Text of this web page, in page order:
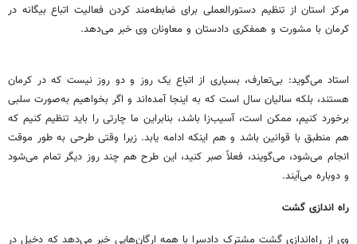
مرکز استان از تنظیم دستورالعملی برای ضابطه‌مند کردن فعالیت اتباع بیگانه در
کرمان با مشورت و همفکری دادستان و معاونان وی خبر می‌دهد.
استاد می‌گوید: بی‌تعارف، بسیاری از اتباع یک روز و دو روز نیست که در کرمان
هستند، بلکه سالیان سال است که به اینجا آمده‌اند و اگر بخواهیم به‌صورت سلبی
برخورد کنیم، ممکن است، آسیب‌زا باشد، بنابراین ما چارتی را باید تنظیم کنیم که
هم منطبق با قوانین باشد و هم اینکه ادامه یابد. زیرا وقتی طرحی به طور موقت
انجام می‌شود، می‌گویند، فعلاً صبر کنید، این طرح هم چند روز دیگر تمام می‌شود
و دوباره می‌آیند.
راه اندازی گشت
وی از راه‌اندازی گشت مشترک دادسرا با همه ارگان‌هایی خبر می‌دهد که دخیل در